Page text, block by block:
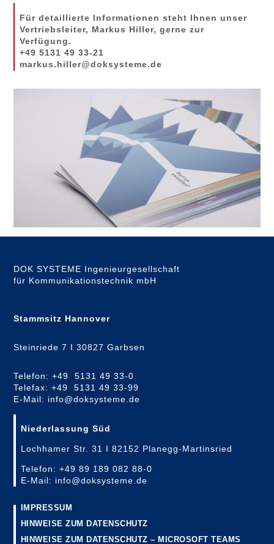
Für detaillierte Informationen steht Ihnen unser
Vertriebsleiter, Markus Hiller, gerne zur
Verfügung.
+49 5131 49 33-21
markus.hiller@doksysteme.de
DOK SYSTEME Ingenieurgesellschaft
für Kommunikationstechnik mbH
Stammsitz Hannover
Steinriede 7 I 30827 Garbsen
Telefon: +49 5131 49 33-0
Telefax: +49 5131 49 33-99
E-Mail: info@doksysteme.de
Niederlassung Süd
Lochhamer Str. 31 I 82152 Planegg-Martinsried
Telefon: +49 89 189 082 88-0
E-Mail: info@doksysteme.de
IMPRESSUM
HINWEISE ZUM DATENSCHUTZ
HINWEISE ZUM DATENSCHUTZ – MICROSOFT TEAMS